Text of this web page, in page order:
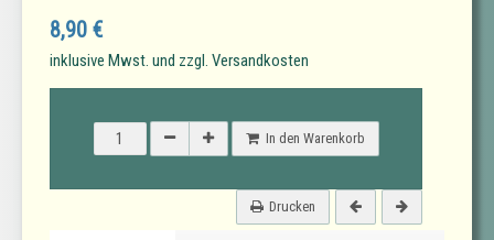
8,90 €
inklusive Mwst. und zzgl. Versandkosten
In den Warenkorb
Drucken